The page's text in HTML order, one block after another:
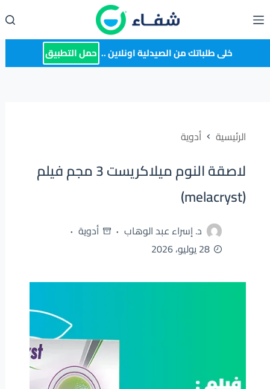
إلى
المحتوى خلى طلباتك من الصيدلية اونلاين .. حمل التطبيق
الرئيسية أدوية
لاصقة النوم ميلاكريست 3 مجم فيلم
(melacryst)
د. إسراء عبد الوهاب
أدوية
28 يوليو، 2026